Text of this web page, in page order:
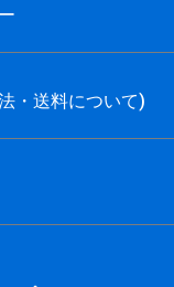
・送料について)